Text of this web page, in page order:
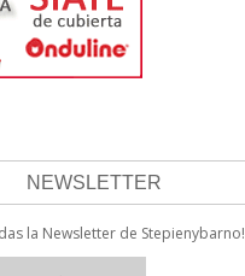
NEWSLETTER
la Newsletter de Stepienybarno!